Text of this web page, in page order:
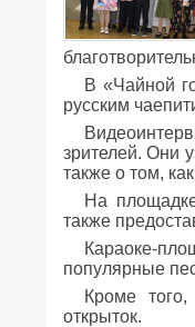
В «Чайной
русским
зрителей. Они
также о том,
На
также
Караоке-
популярные
Кроме
открыток.